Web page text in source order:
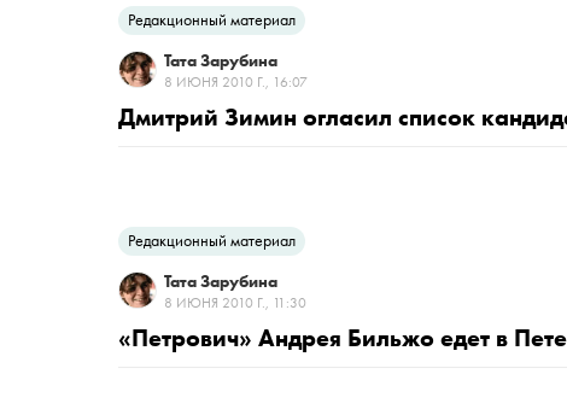
Редакционный материал
Тата Зарубина
8 ИЮНЯ 2010 Г., 16:07
Дмитрий Зимин огласил список
Редакционный материал
Тата Зарубина
8 ИЮНЯ 2010 Г., 11:30
«Петрович» Андрея Бильжо едет в